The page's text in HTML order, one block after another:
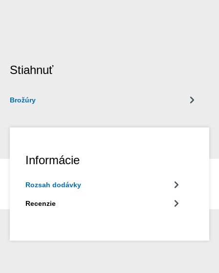
Stiahnuť
Brožúry
Informácie
Rozsah dodávky
Recenzie